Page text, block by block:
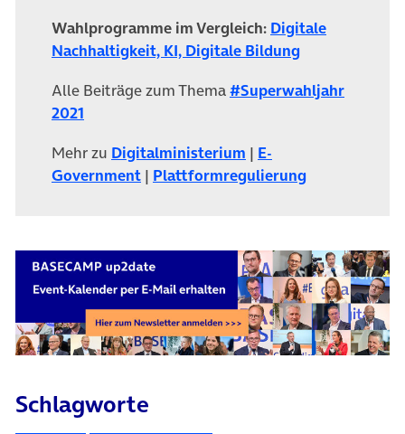
Wahlprogramme im Vergleich: Digitale
Nachhaltigkeit, KI, Digitale Bildung
Alle Beiträge zum Thema#Superwahljahr
2021
Mehr zu Digitalministerium | E-
Government | Plattformregulierung
Schlagworte